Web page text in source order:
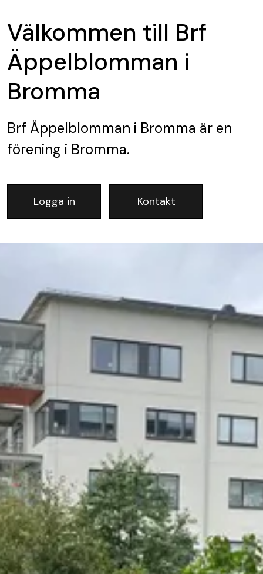
Välkommen till Brf
Äppelblomman i
Bromma
Brf Äppelblomman i Bromma är en
förening i Bromma.
Logga in Kontakt